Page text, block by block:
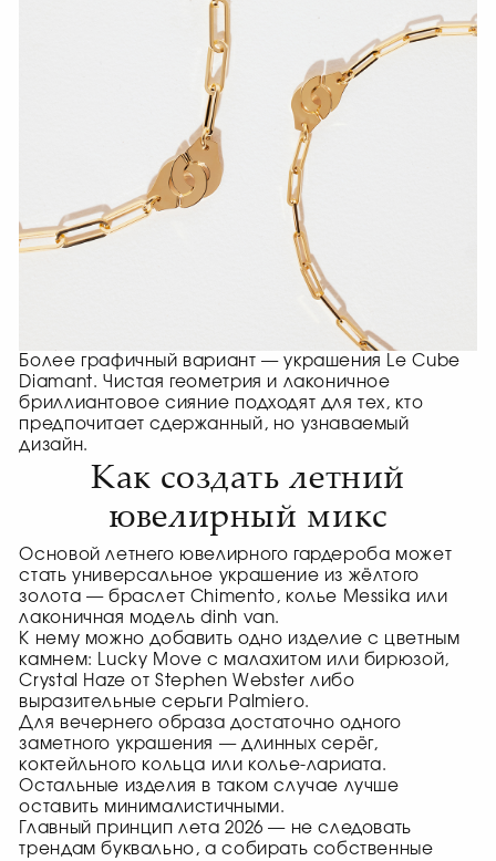
Более графичный вариант — украшения Le Cube
Diamant. Чистая геометрия и лаконичное
бриллиантовое сияние подходят для тех, кто
предпочитает сдержанный, но узнаваемый
дизайн.
Как создать летний
ювелирный микс
Основой летнего ювелирного гардероба может
стать универсальное украшение из жёлтого
золота — браслет Chimento, колье Messika или
лаконичная модель dinh van.
К нему можно добавить одно изделие с цветным
камнем: Lucky Move с малахитом или бирюзой,
Crystal Haze от Stephen Webster либо
выразительные серьги Palmiero.
Для вечернего образа достаточно одного
заметного украшения — длинных серёг,
коктейльного кольца или колье-лариата.
Остальные изделия в таком случае лучше
оставить минималистичными.
Главный принцип лета 2026 — не следовать
трендам буквально, а собирать собственные